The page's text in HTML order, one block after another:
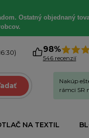
Ostatný objednaný
98%
546 recenzií
Nakúp
rámci SR
NA TEXTIL